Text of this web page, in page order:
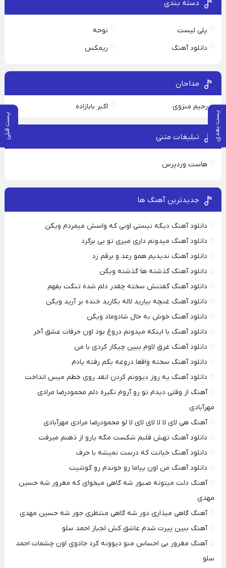
پست بعدی پست قبلی
دسته بندی
پلی لیست
نوحه
دانلود آهنگ
ریمکس
مداحان
رحیم منزوی اکبر بابازاده
تبلیغات متنی
هاست وردپرس
جدیدترین آهنگ ها
دانلود آهنگ دیگه نیستی اونی که واسش میمردم ویگن
دانلود آهنگ میدونم داری میری تو بی برگرد
دانلود آهنگ ندیدیم همو رعد و برقم زد
دانلود آهنگ گذشته ها گذشته ویگن
دانلود آهنگ گفتنش سخته چقدر دلم شده تنگت بفهم
دانلود آهنگ غنچه بیارید لاله بکارید خنده بر آرید ویگن
دانلود آهنگ خوش به حال شادوماد ویگن
دانلود آهنگ با اینکه میدونم دروغ بود اون حرفات عشق آخر
دانلود آهنگ غرق لاوم ببین چیکار کردی با من
دانلود آهنگ سخته واقعا دروغه بگم رفته یادم
دانلود آهنگ یه روز دیوونم کردن انقد روی خطم میس انداخت
آهنگ از وقتی دیدم تو رو آروم نگیره دلم محمودرضا مرادی
مهرآبادی
آهنگ هی لای لا لا لای لای لا لو محمودرضا مرادی مهرآبادی
دانلود آهنگ تهش قلبم شکست مگه یارو از ذهنم میرفت
دانلود آهنگ خیانت که درست نمیشه با حرف
دانلود آهنگ من اون پیاما رو خوندم رو گوشیت
آهنگ دلت میتونه صبور شه گاهی میخوای که مغرور شه حسین
مهدی
آهنگ گاهی میذاری دور شه گاهی منتظری جور شه حسین مهدی
آهنگ ببین پیرت شدم عاشق کش لجباز احمد سلو
آهنگ مغرور بی احساس منو دیوونه کرد جادوی اون چشمات احمد
سلو